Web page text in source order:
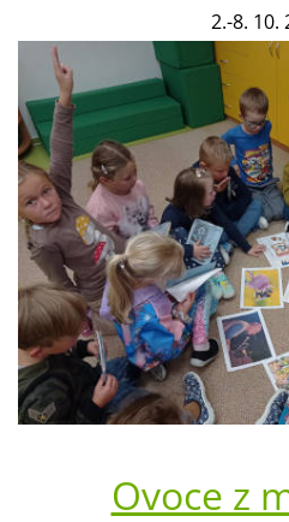
2.-8. 10.
Ovoce z